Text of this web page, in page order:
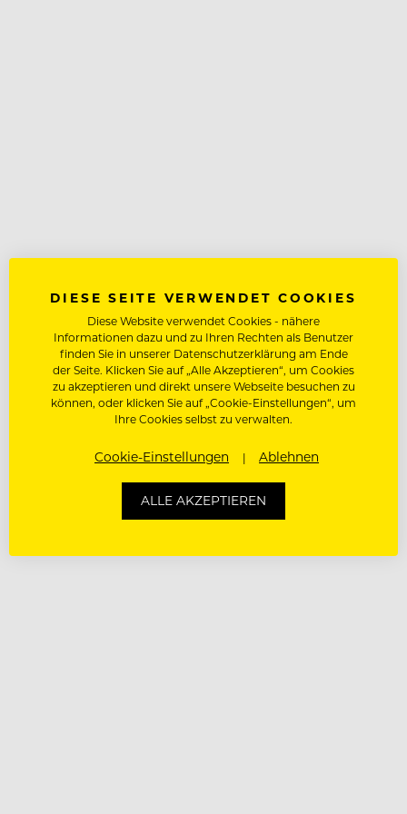
DIESE SEITE VERWENDET COOKIES
Diese Website verwendet Cookies - nähere
Informationen dazu und zu Ihren Rechten als Benutzer
finden Sie in unserer Datenschutzerklärung am Ende
der Seite. Klicken Sie auf „Alle Akzeptieren“, um Cookies
zu akzeptieren und direkt unsere Webseite besuchen zu
können, oder klicken Sie auf „Cookie-Einstellungen“, um
Ihre Cookies selbst zu verwalten.
Cookie-Einstellungen Ablehnen
ALLE AKZEPTIEREN